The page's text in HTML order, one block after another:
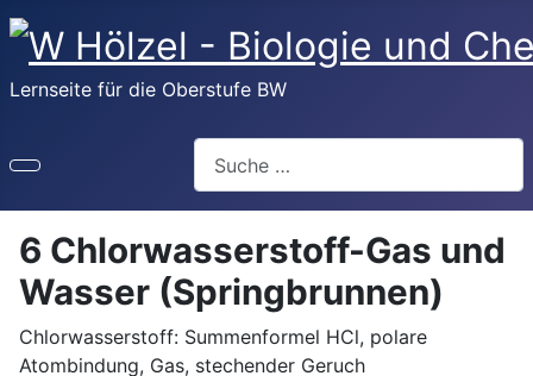
Lernseite für die Oberstufe BW
6 Chlorwasserstoff-Gas und
Wasser (Springbrunnen)
Chlorwasserstoff: Summenformel HCl, polare
Atombindung, Gas, stechender Geruch